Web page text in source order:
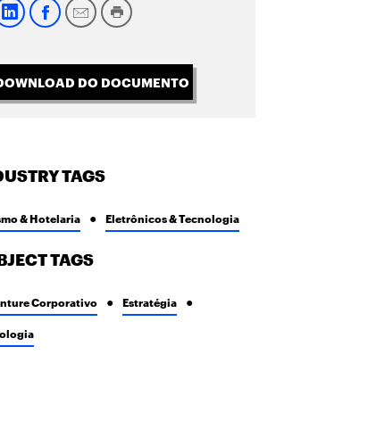
DO DOCUMENTO
TAGS
& Hotelaria Eletrônicos & Tecnologia
TAGS
Corporativo Estratégia